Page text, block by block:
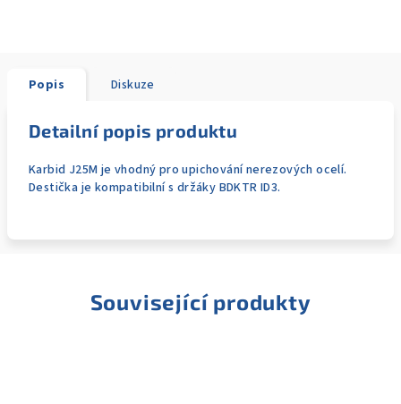
Popis Diskuze
Detailní popis produktu
Karbid J25M je vhodný pro upichování nerezových ocelí.
Destička je kompatibilní s držáky BDKTR ID3.
Související produkty